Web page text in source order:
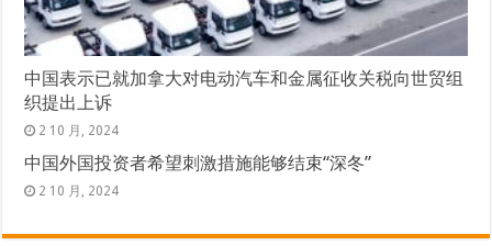
中国表示已就加拿大对电动汽车和金属征收关税向世贸组
织提出上诉
2 10 月, 2024
中国外国投资者希望刺激措施能够结束“深冬”
2 10 月, 2024